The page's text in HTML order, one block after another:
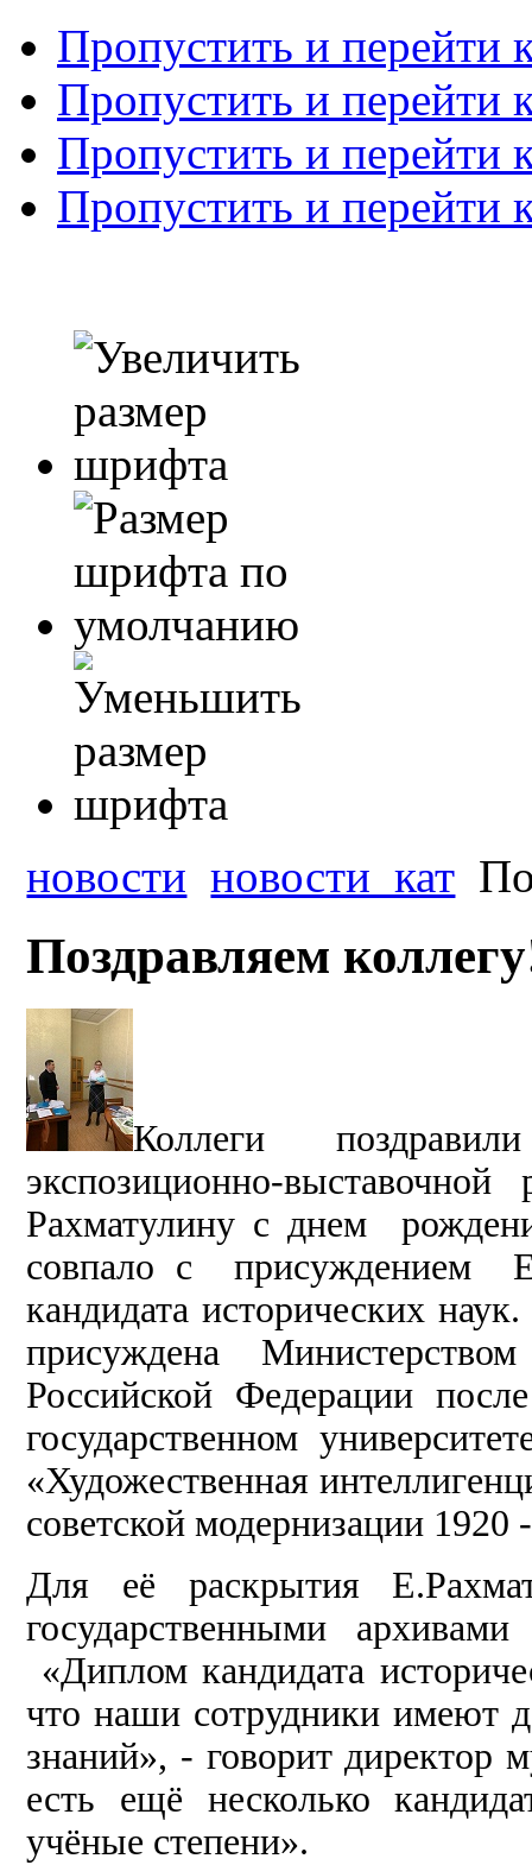
Пропустить и перейти
Пропустить и перейти
Пропустить и перейти
Пропустить и перейти
новости новости_кат
Поздравляем
Коллеги
экспозиционно-
Рахматулину с днем
совпало с присуждением
кандидата исторических
присуждена
Российской Федерации
государственном
«Художественная
советской модернизации
Для её раскрытия
государственными
«Диплом кандидата
что наши сотрудники имеют
знаний», - говорит директор
есть ещё несколько
учёные степени».